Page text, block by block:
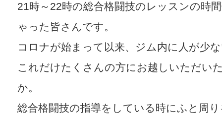
21時～22時の総合格闘技のレッスンの時
ゃった皆さんです。
コロナが始まって以来、ジム内に人が少
これだけたくさんの方にお越しいただい
か。
総合格闘技の指導をしている時にふと周